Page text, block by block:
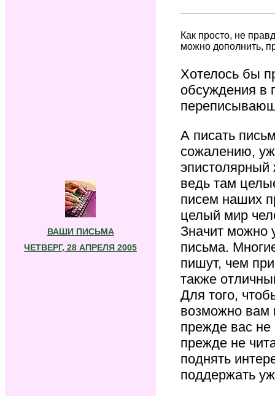
ВАШИ ПИСЬМА
ЧЕТВЕРГ, 28 АПРЕЛЯ 2005
Как просто, не
можно дополнить,
Хотелось бы
обсуждения в
А писать
сожалению,
эпистолярный
ведь там
писем наших
целый мир
Значит можно
письма.
пишут, чем
также
Для того,
возможно вам
прежде вас не
прежде не
поднять
поддержать